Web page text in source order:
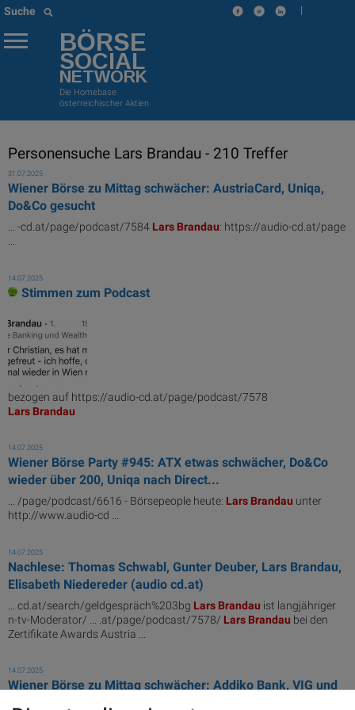
Suche |
BÖRSE
SOCIAL
NETWORK
Die Homebase
österreichischer Aktien
Personensuche Lars Brandau - 210 Treffer
31.07.2025
Wiener Börse zu Mittag schwächer: AustriaCard, Uniqa,
Do&Co gesucht
... -cd.at/page/podcast/7584 Lars Brandau: https://audio-cd.at/page
...
14.07.2025
Stimmen zum Podcast
bezogen auf https://audio-cd.at/page/podcast/7578
Lars Brandau
14.07.2025
Wiener Börse Party #945: ATX etwas schwächer, Do&Co
wieder über 200, Uniqa nach Direct...
... /page/podcast/6616 - Börsepeople heute: Lars Brandau unter
http://www.audio-cd ...
14.07.2025
Nachlese: Thomas Schwabl, Gunter Deuber, Lars Brandau,
Elisabeth Niedereder (audio cd.at)
... cd.at/search/geldgespräch%203bg Lars Brandau ist langjähriger
n-tv-Moderator/ ... .at/page/podcast/7578/ Lars Brandau bei den
Zertifikate Awards Austria ...
14.07.2025
Wiener Börse zu Mittag schwächer: Addiko Bank, VIG und